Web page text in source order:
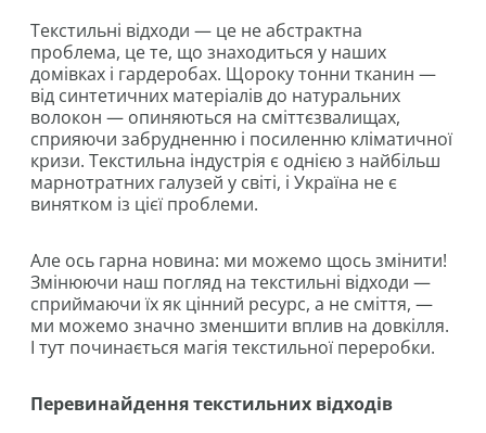
Текстильні відходи — це не абстрактна
проблема, це те, що знаходиться у наших
домівках і гардеробах. Щороку тонни тканин —
від синтетичних матеріалів до натуральних
волокон — опиняються на сміттєзвалищах,
сприяючи забрудненню і посиленню кліматичної
кризи. Текстильна індустрія є однією з найбільш
марнотратних галузей у світі, і Україна не є
винятком із цієї проблеми.
Але ось гарна новина: ми можемо щось змінити!
Змінюючи наш погляд на текстильні відходи —
сприймаючи їх як цінний ресурс, а не сміття, —
ми можемо значно зменшити вплив на довкілля.
І тут починається магія текстильної переробки.
Перевинайдення текстильних відходів